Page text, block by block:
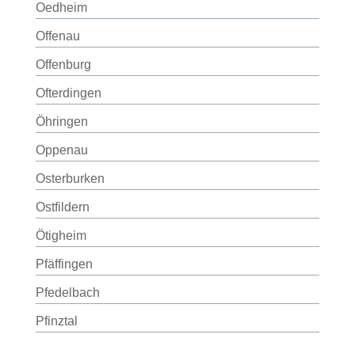
Oedheim
Offenau
Offenburg
Ofterdingen
Öhringen
Oppenau
Osterburken
Ostfildern
Ötigheim
Pfäffingen
Pfedelbach
Pfinztal